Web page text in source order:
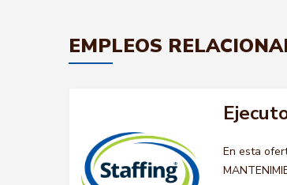
EMPLEOS
En esta